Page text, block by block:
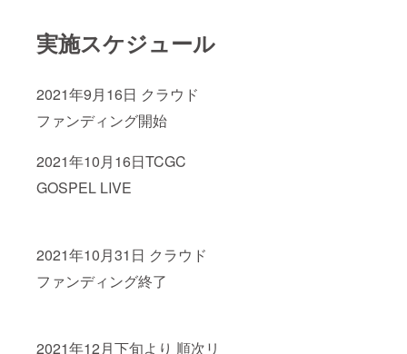
実施スケジュール
2021年9月16日 クラウド
ファンディング開始
2021年10月16日TCGC
GOSPEL LIVE
2021年10月31日 クラウド
ファンディング終了
2021年12月下旬より 順次リ